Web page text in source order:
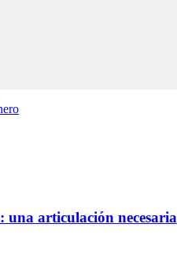
articulación necesaria